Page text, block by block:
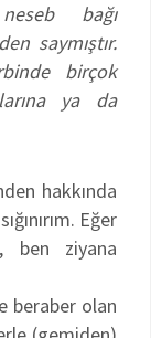
bağı
saymıştır.
birçok
ya da
hakkında
Eğer
ben ziyana
beraber olan